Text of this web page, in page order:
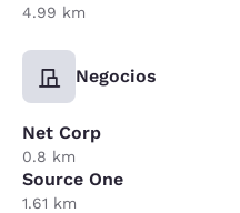
4.99 km
Negocios
Net Corp
0.8 km
Source One
1.61 km